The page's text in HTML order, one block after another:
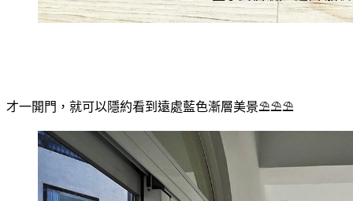
才一開門，就可以隱約看到遠處藍色漸層美景⛱⛱⛱